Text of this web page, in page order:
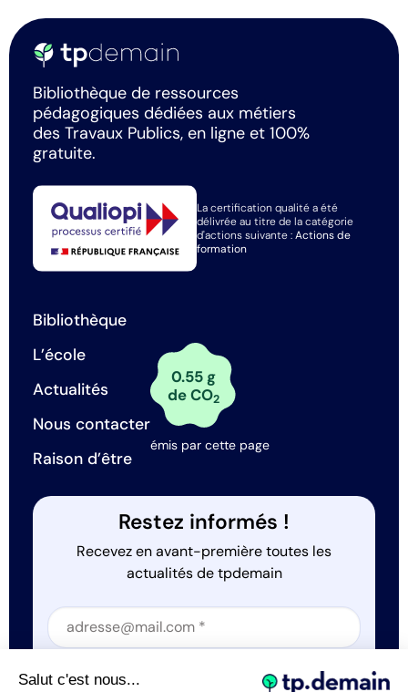
Bibliothèque de ressources
pédagogiques dédiées aux métiers
des Travaux Publics, en ligne et 100%
gratuite.
La certification qualité a été
délivrée au titre de la catégorie
d'actions suivante :Actions de
formation
Bibliothèque
L’école
Actualités
Nous contacter
Raison d’être
0.55 g
de CO2
émis par cette page
Restez informés !
Recevez en avant-première toutes les
actualités de tpdemain
Section
Section
J'accepte que tp.demain utilise mes informations
Salut c'est nous...